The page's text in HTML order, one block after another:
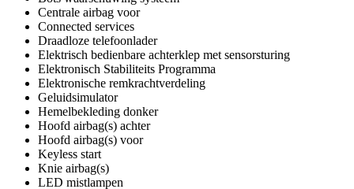
Centrale airbag voor
Connected services
Draadloze telefoonlader
Elektrisch bedienbare achterklep met sensorsturing
Elektronisch Stabiliteits Programma
Elektronische remkrachtverdeling
Geluidsimulator
Hemelbekleding donker
Hoofd airbag(s) achter
Hoofd airbag(s) voor
Keyless start
Knie airbag(s)
LED mistlampen